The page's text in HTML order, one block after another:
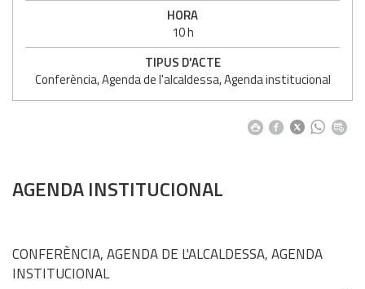
AGENDA INSTITUCIONAL
CONFERÈNCIA, AGENDA DE L'ALCALDESSA, AGENDA
INSTITUCIONAL
HORA
10 h
TIPUS D'ACTE
Conferència, Agenda de l'alcaldessa, Agenda institucional